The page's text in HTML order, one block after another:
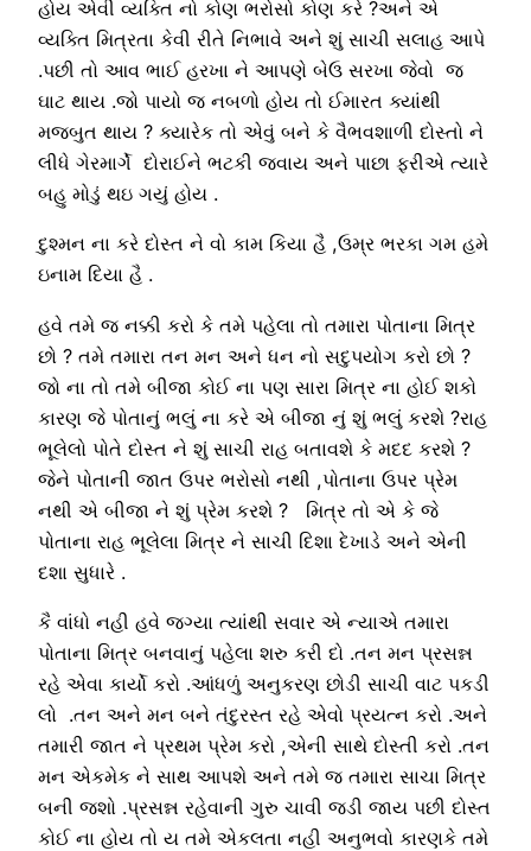
હોય એવી વ્યક્તિ નો કોણ ભરોસો કોણ કરે ?અને એ
વ્યક્તિ મિત્રતા કેવી રીતે નિભાવે અને શું સાચી સલાહ આપે
.પછી તો આવ ભાઈ હરખા ને આપણે બેઉ સરખા જેવો જ
ઘાટ થાય .જો પાયો જ નબળો હોય તો ઈમારત ક્યાંથી
મજબુત થાય ? ક્યારેક તો એવું બને કે વૈભવશાળી દોસ્તો ને
લીધે ગેરમાર્ગે દોરાઈને ભટકી જવાય અને પાછા ફરીએ ત્યારે
બહુ મોડું થઇ ગયું હોય .
દુશ્મન ના કરે દોસ્ત ને વો કામ કિયા હૈ ,ઉમ્ર ભરકા ગમ હમે
ઇનામ દિયા હૈ .
હવે તમે જ નક્કી કરો કે તમે પહેલા તો તમારા પોતાના મિત્ર
છો ? તમે તમારા તન મન અને ધન નો સદુપયોગ કરો છો ?
જો ના તો તમે બીજા કોઈ ના પણ સારા મિત્ર ના હોઈ શકો
કારણ જે પોતાનું ભલું ના કરે એ બીજા નું શું ભલું કરશે ?રાહ
ભૂલેલો પોતે દોસ્ત ને શું સાચી રાહ બતાવશે કે મદદ કરશે ?
જેને પોતાની જાત ઉપર ભરોસો નથી ,પોતાના ઉપર પ્રેમ
નથી એ બીજા ને શું પ્રેમ કરશે ? મિત્ર તો એ કે જે
પોતાના રાહ ભૂલેલા મિત્ર ને સાચી દિશા દેખાડે અને એની
દશા સુધારે .
કૈ વાંધો નહી હવે જગ્યા ત્યાંથી સવાર એ ન્યાએ તમારા
પોતાના મિત્ર બનવાનું પહેલા શરુ કરી દો .તન મન પ્રસન્ન
રહે એવા કાર્યો કરો .આંધળું અનુકરણ છોડી સાચી વાટ પકડી
લો .તન અને મન બને તંદુરસ્ત રહે એવો પ્રયત્ન કરો .અને
તમારી જાત ને પ્રથમ પ્રેમ કરો ,એની સાથે દોસ્તી કરો .તન
મન એકમેક ને સાથ આપશે અને તમે જ તમારા સાચા મિત્ર
બની જશો .પ્રસન્ન રહેવાની ગુરુ ચાવી જડી જાય પછી દોસ્ત
કોઈ ના હોય તો ય તમે એકલતા નહી અનુભવો કારણકે તમે